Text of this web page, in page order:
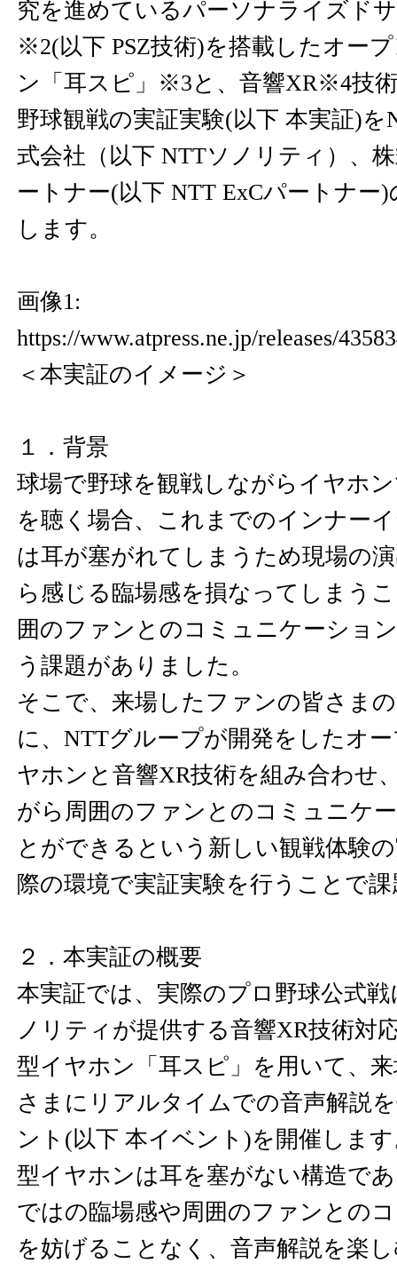
究を進めているパーソナライズド
※2(以下 PSZ技術)を搭載したオー
ン「耳スピ」※3と、音響XR※4技
野球観戦の実証実験(以下 本実証)
式会社（以下 NTTソノリティ）、
ートナー(以下 NTT ExCパートナー
します。
画像1:
https://www.atpress.ne.jp/releases/
＜本実証のイメージ＞
１．背景
球場で野球を観戦しながらイヤホ
を聴く場合、これまでのインナー
は耳が塞がれてしまうため現場の
ら感じる臨場感を損なってしまう
囲のファンとのコミュニケーショ
う課題がありました。
そこで、来場したファンの皆さま
に、NTTグループが開発をしたオ
ヤホンと音響XR技術を組み合わせ
がら周囲のファンとのコミュニケ
とができるという新しい観戦体験
際の環境で実証実験を行うことで
２．本実証の概要
本実証では、実際のプロ野球公式
ノリティが提供する音響XR技術対
型イヤホン「耳スピ」を用いて、
さまにリアルタイムでの音声解説
ント(以下 本イベント)を開催しま
型イヤホンは耳を塞がない構造で
ではの臨場感や周囲のファンとの
を妨げることなく、音声解説を楽